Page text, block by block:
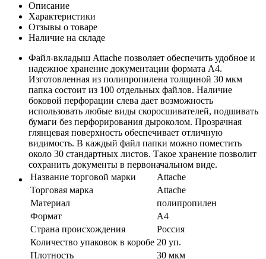
Описание
Характеристики
Отзывы о товаре
Наличие на складе
Файл-вкладыш Attache позволяет обеспечить удобное и
надежное хранение документации формата А4.
Изготовленная из полипропилена толщиной 30 мкм
папка состоит из 100 отдельных файлов. Наличие
боковой перфорации слева дает возможность
использовать любые виды скоросшивателей, подшивать
бумаги без перфорирования дыроколом. Прозрачная
глянцевая поверхность обеспечивает отличную
видимость. В каждый файл папки можно поместить
около 30 стандартных листов. Такое хранение позволит
сохранить документы в первоначальном виде.
Название торговой марки
Attache
Торговая марка
Attache
Материал
полипропилен
Формат
A4
Страна происхождения
Россия
Количество упаковок в коробе 20 уп.
Плотность
30 мкм